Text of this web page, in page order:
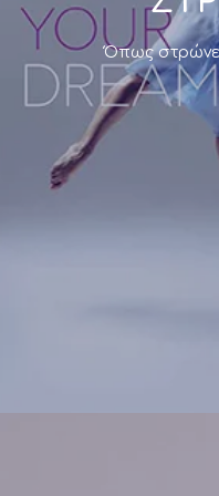
Όπως
Αποτελεί μια
και ο τύπος του
όπως το ύψος, η
latex, καθώς και το
ΗMorfeas Mattress
μαξιλαριών
, μέσα
επιλέξετε το ιδανικό